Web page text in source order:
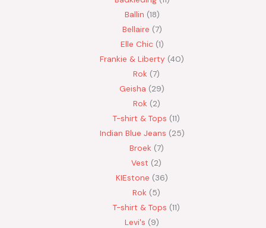
Ballin 18
Bellaire 7
Elle Chic 1
Frankie & Liberty 40
Rok 7
Geisha
29
Rok 2
T-shirt & Tops 11
Indian Blue Jeans 25
Broek 7
Vest
2
KIEstone
36
Rok 5
T-shirt & Tops 11
Levi's
9